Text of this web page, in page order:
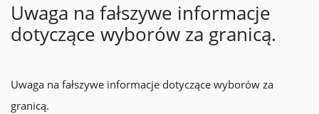
Uwaga na fałszywe informacje
dotyczące wyborów za granicą.
Uwaga na fałszywe informacje dotyczące wyborów za
granicą.